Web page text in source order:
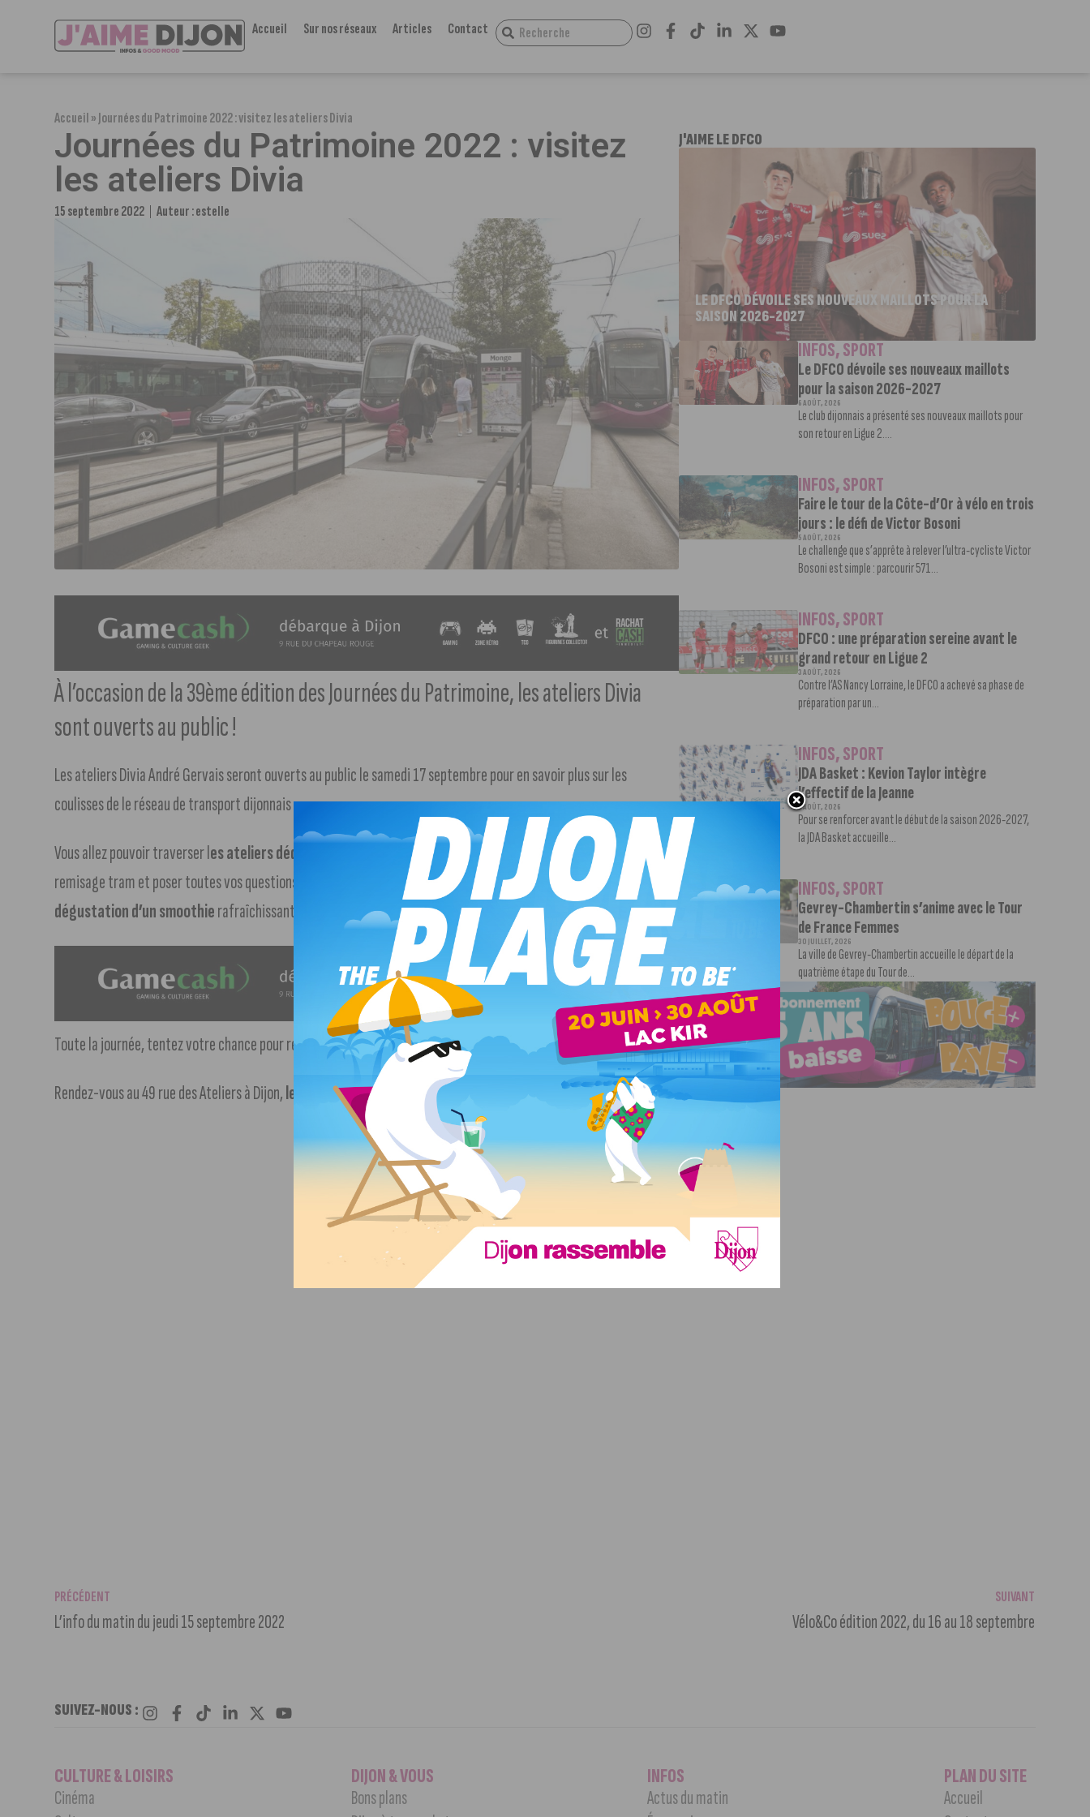
Accueil Sur nos réseaux Articles Contact
Accueil»Journées du Patrimoine 2022 : visitez les ateliers Divia
Journées du Patrimoine 2022 : visitez
les ateliers Divia
15 septembre 2022 Auteur :estelle
À l’occasion de la 39ème édition des Journées du Patrimoine, les ateliers Divia
sont ouverts au public !
Les ateliers Divia André Gervais seront ouverts au public le samedi 17 septembre pour en savoir plus sur les
coulisses de le réseau de transport dijonnais
Vous allez pouvoir traverser les ateliers dédiés à la réparation et à l’entretien des bus et tram, parcourir le
remisage tram et poser toutes vos questions au personnel DiviaMobilités présent.La visite se terminera par la
dégustation d’un smoothierafraîchissant après avoir pédalé quelques secondes sur les vélos smoothies.
Toute la journée, tentez votre chance pour remporter des abonnements vélo, bus & tram.
Rendez-vous au 49 rue des Ateliers à Dijon,les visites sont libres et gratuites.
J'AIME LE DFCO
LE DFCO DÉVOILE SES NOUVEAUX MAILLOTS POUR LA
SAISON 2026-2027
INFOS,SPORT
Le DFCO dévoile ses nouveaux maillots
pour la saison 2026-2027
6 AOÛT, 2026
Le club dijonnais a présenté ses nouveaux maillots pour
son retour en Ligue 2....
INFOS,SPORT
Faire le tour de la Côte-d’Or à vélo en trois
jours : le défi de Victor Bosoni
5 AOÛT, 2026
Le challenge que s’apprête à relever l’ultra-cycliste Victor
Bosoni est simple : parcourir 571...
INFOS,SPORT
DFCO : une préparation sereine avant le
grand retour en Ligue 2
3 AOÛT, 2026
Contre l’AS Nancy Lorraine, le DFCO a achevé sa phase de
préparation par un...
INFOS,SPORT
JDA Basket : Kevion Taylor intègre
l’effectif de la Jeanne
3 AOÛT, 2026
Pour se renforcer avant le début de la saison 2026-2027,
la JDA Basket accueille...
INFOS,SPORT
Gevrey-Chambertin s’anime avec le Tour
de France Femmes
30 JUILLET, 2026
La ville de Gevrey-Chambertin accueille le départ de la
quatrième étape du Tour de...
PRÉCÉDENT
L’info du matin du jeudi 15 septembre 2022
SUIVANT
Vélo&Co édition 2022, du 16 au 18 septembre
SUIVEZ-NOUS :
CULTURE & LOISIRS
Cinéma
DIJON & VOUS
Bons plans
INFOS
Actus du matin
PLAN DU SITE
Accueil